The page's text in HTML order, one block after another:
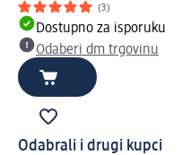
(3)
Dostupno za isporuku
Odaberi dm trgovinu
Odabrali i drugi kupci